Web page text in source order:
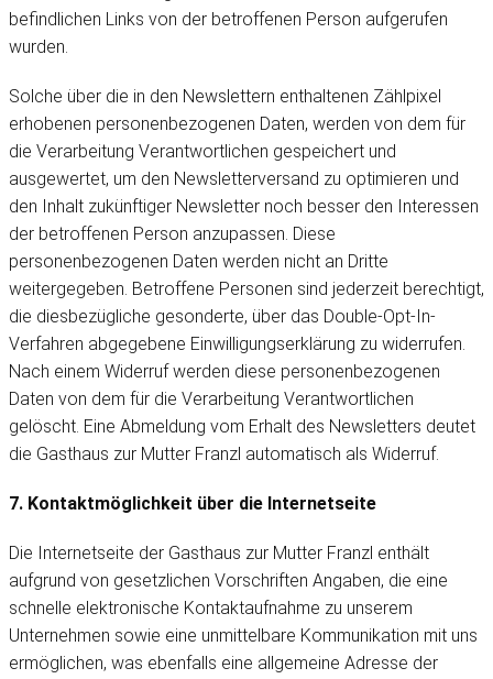
befindlichen Links von der betroffenen Person aufgerufen
wurden.
Solche über die in den Newslettern enthaltenen Zählpixel
erhobenen personenbezogenen Daten, werden von dem für
die Verarbeitung Verantwortlichen gespeichert und
ausgewertet, um den Newsletterversand zu optimieren und
den Inhalt zukünftiger Newsletter noch besser den Interessen
der betroffenen Person anzupassen. Diese
personenbezogenen Daten werden nicht an Dritte
weitergegeben. Betroffene Personen sind jederzeit berechtigt,
die diesbezügliche gesonderte, über das Double-Opt-In-
Verfahren abgegebene Einwilligungserklärung zu widerrufen.
Nach einem Widerruf werden diese personenbezogenen
Daten von dem für die Verarbeitung Verantwortlichen
gelöscht. Eine Abmeldung vom Erhalt des Newsletters deutet
die Gasthaus zur Mutter Franzl automatisch als Widerruf.
7. Kontaktmöglichkeit über die Internetseite
Die Internetseite der Gasthaus zur Mutter Franzl enthält
aufgrund von gesetzlichen Vorschriften Angaben, die eine
schnelle elektronische Kontaktaufnahme zu unserem
Unternehmen sowie eine unmittelbare Kommunikation mit uns
ermöglichen, was ebenfalls eine allgemeine Adresse der